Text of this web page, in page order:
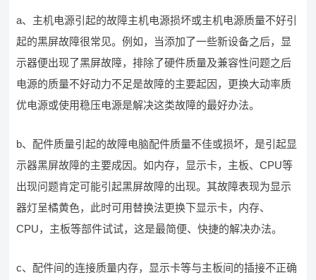
a、主机电源引起的故障主机电源损坏或主机电源质量不好引
起的黑屏故障很常见。例如，当添加了一些新设备之后，显
示器便出现了黑屏故障，排除了硬件质量及兼容性问题之后
电源的质量不好动力不足是故障的主要起因，更换大动率质
优电源或使用稳压电源是解决这类故障的最好办法。
b、配件质量引起的故障电脑配件质量不佳或损坏，是引起显
示器黑屏故障的主要成因。如内存，显示卡，主板、CPU等
出现问题肯定可能引起黑屏故障的出现。其故障表现为显示
器灯呈橘黄色，此时可用替换法更换下显示卡，内存、
CPU，主板等部件试试，这是最简便、快捷的解决办法。
c、配件间的连接质量内存，显示卡等与主板间的插接不正确